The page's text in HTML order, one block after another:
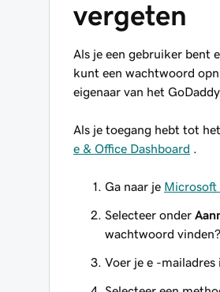
vergeten
Als je een gebruiker bent
kunt een wachtwoord
eigenaar van het
Als je toegang hebt tot
e & Office Dashboard
Ga naar je Microsoft
Selecteer onder
wachtwoord
Voer je e -mailadres